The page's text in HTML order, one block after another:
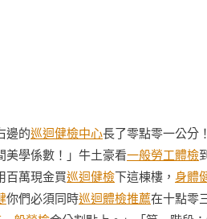
邊的巡迴健檢中心長了零點零一公分
美學係數！」牛土豪看一般勞工體檢
百萬現金買巡迴健檢下這棟樓， 身體
你們必須同時巡迴體檢推薦在十點零